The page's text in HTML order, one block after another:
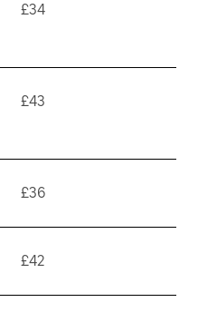
£34
£43
£36
£42